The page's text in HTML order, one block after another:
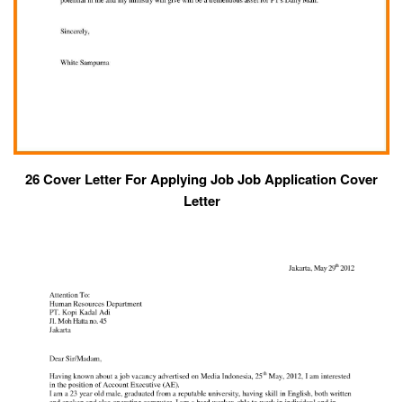
26 Cover Letter For Applying Job Job Application Cover
Letter